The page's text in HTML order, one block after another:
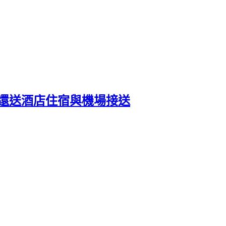
送酒店住宿與機場接送